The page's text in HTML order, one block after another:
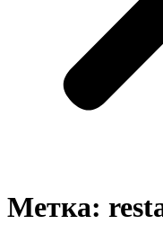
Метка: